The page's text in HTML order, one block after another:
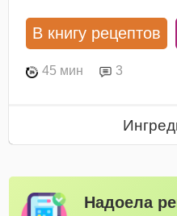
В книгу рецептов
45 мин 3
Надоела